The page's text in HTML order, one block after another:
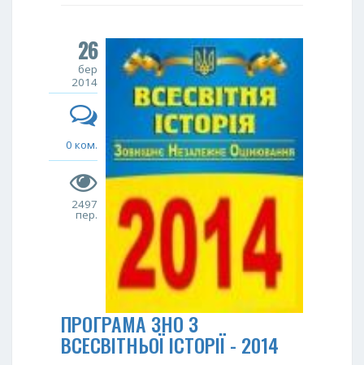
26
бер
2014
0 ком.
2497
пер.
ПРОГРАМА ЗНО З
ВСЕСВІТНЬОЇ ІСТОРІЇ - 2014